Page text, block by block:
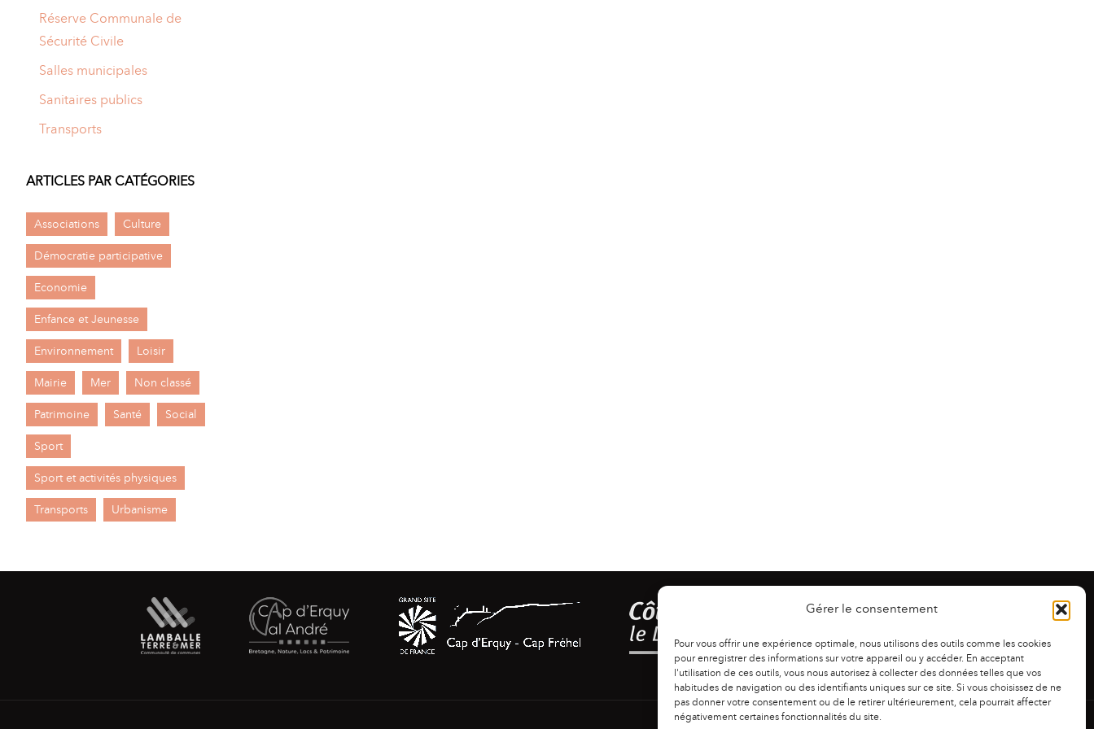
Gérer le consentement
Pour vous offrir une expérience optimale, nous utilisons des outils comme les cookies
pour enregistrer des informations sur votre appareil ou y accéder. En acceptant
l'utilisation de ces outils, vous nous autorisez à collecter des données telles que vos
habitudes de navigation ou des identifiants uniques sur ce site. Si vous choisissez de ne
pas donner votre consentement ou de le retirer ultérieurement, cela pourrait affecter
négativement certaines fonctionnalités du site.
Réserve Communale de
Sécurité Civile
Salles municipales
Sanitaires publics
Transports
ARTICLES PAR CATÉGORIES
Associations Culture
Démocratie participative
Economie
Enfance et Jeunesse
Environnement Loisir
Mairie Mer Non classé
Patrimoine Santé Social
Sport
Sport et activités physiques
Transports Urbanisme